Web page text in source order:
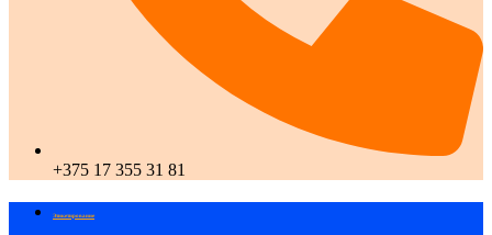
+375 17 355 31 81
Этикетирование